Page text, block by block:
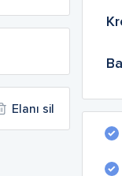
Elanı sil